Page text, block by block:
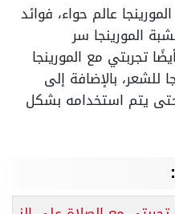
عالم حواء، فوائد
المورينجا سر
تجربتي مع المورينجا
للشعر، بالإضافة إلى
حتى يتم استخدامه بشكل